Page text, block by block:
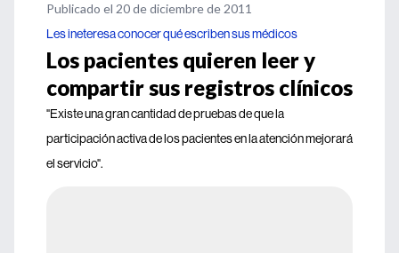
Publicado el 20 de diciembre de 2011
Les ineteresa conocer qué escriben sus médicos
Los pacientes quieren leer y
compartir sus registros clínicos
"Existe una gran cantidad de pruebas de que la
participación activa de los pacientes en la atención mejorará
el servicio".